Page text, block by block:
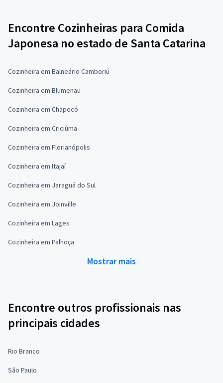
Encontre Cozinheiras para Comida
Japonesa no estado de Santa Catarina
Cozinheira em Balneário Camboriú
Cozinheira em Blumenau
Cozinheira em Chapecó
Cozinheira em Criciúma
Cozinheira em Florianópolis
Cozinheira em Itajaí
Cozinheira em Jaraguá do Sul
Cozinheira em Joinville
Cozinheira em Lages
Cozinheira em Palhoça
Mostrar mais
Encontre outros profissionais nas
principais cidades
Rio Branco
São Paulo